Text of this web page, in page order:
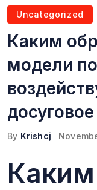
Uncategorized
Каким
модели
By Krishcj